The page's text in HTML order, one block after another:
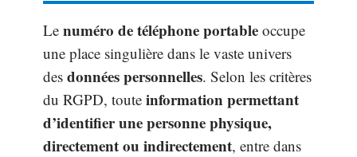
Le numéro de téléphone portable occupe
une place singulière dans le vaste univers
des données personnelles. Selon les critères
du RGPD, toute information permettant
d’identifier une personne physique,
directement ou indirectement, entre dans